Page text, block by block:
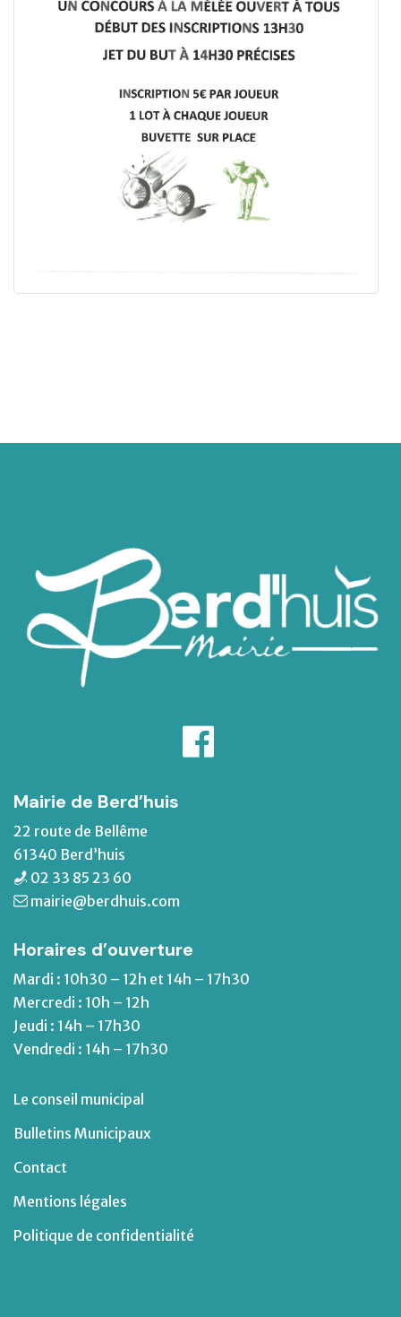
Mairie de Berd’huis
22 route de Bellême
61340 Berd’huis
02 33 85 23 60
mairie@berdhuis.com
Horaires d’ouverture
Mardi : 10h30 – 12h et 14h – 17h30
Mercredi : 10h – 12h
Jeudi : 14h – 17h30
Vendredi : 14h – 17h30
Le conseil municipal
Bulletins Municipaux
Contact
Mentions légales
Politique de confidentialité